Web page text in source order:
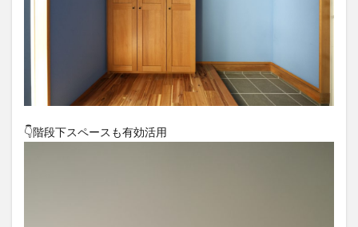
👇️階段下スペースも有効活用